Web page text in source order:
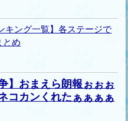
キング一覧】各ステージで
とめ
】おまえら朗報ぉぉぉ
コカンくれたぁぁぁぁ